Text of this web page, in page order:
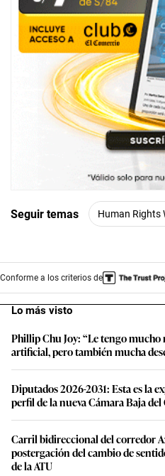
Seguir temas Human Rights
Conforme a los criterios de
Lo más visto
Phillip Chu Joy: “Le tengo
artificial, pero también mucha
Diputados 2026-2031: Esta es la
perfil de la nueva Cámara Baja
Carril bidireccional del corredor
postergación del cambio de
de la ATU